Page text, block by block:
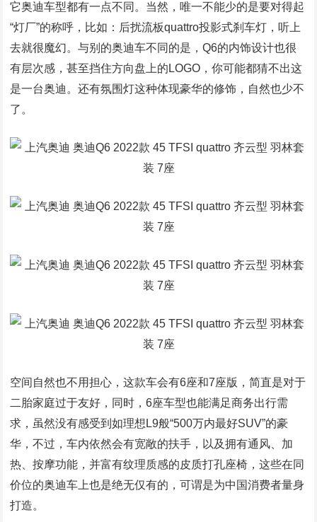
它奥迪车型都有一点不同。当然，唯一不能少的是要对得起
“灯厂”的称呼，比如：后扰流板quattro投影式刹车灯，听上
去就很魔幻。与别的奥迪车不同的是，Q6的内饰设计也很
有层次感，甚至挡住方向盘上的LOGO，你可能都猜不出这
是一台奥迪。还有氛围灯这种体现豪华的修饰，自然也少不
了。
空间自然也不用担心，这款车会有6座和7座版，简直是对于
二胎家庭过于友好，同时，6座车型也能满足商务出行需
求，虽然没有感受到如理想L9般“500万内最好SUV”的豪
华，不过，车内依然会有宽敞的扶手，以及拥有通风、加
热、按摩功能，并富有纹理质感的皮质打孔座椅，这些在同
价位的奥迪车上也是绝无仅有的，可谓是为中国消费者量身
打造。